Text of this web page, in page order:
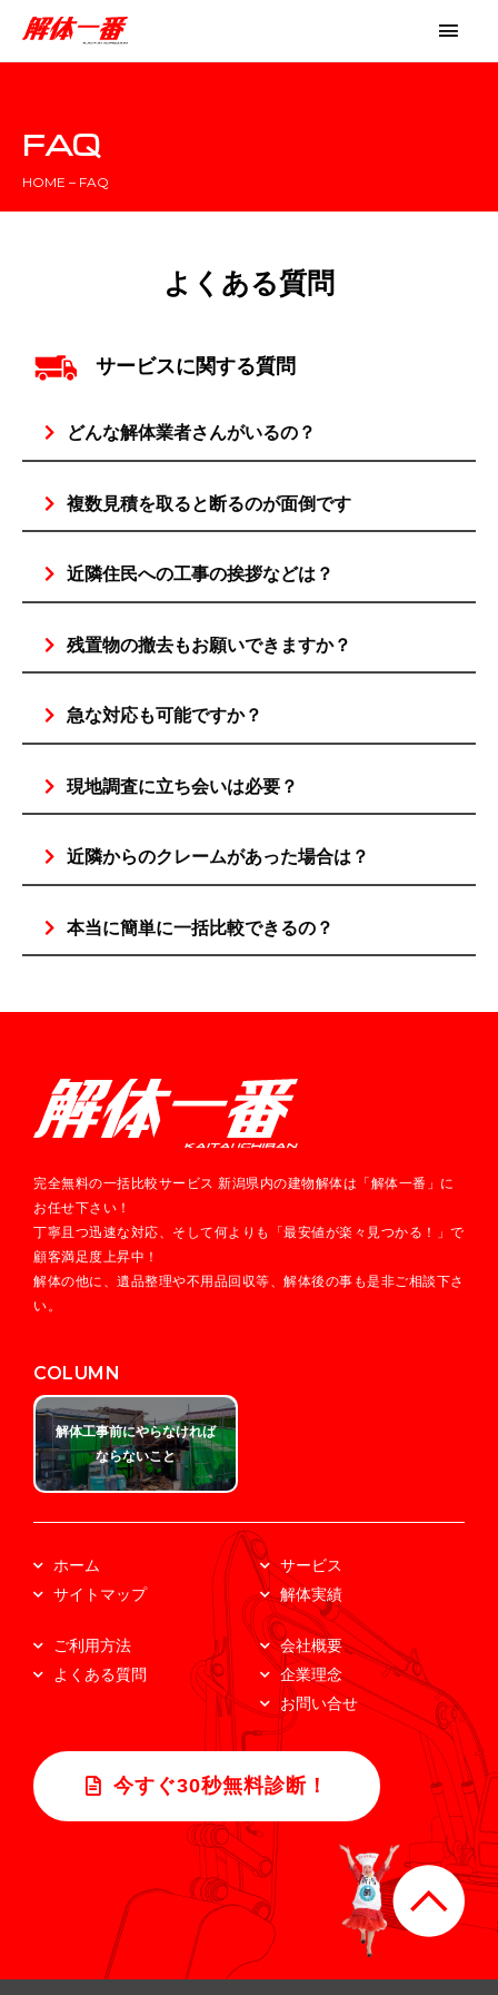
FAQ
HOME – FAQ
よくある質問
サービスに関する質問
どんな解体業者さんがいるの？
複数見積を取ると断るのが面倒です
近隣住民への工事の挨拶などは？
残置物の撤去もお願いできますか？
急な対応も可能ですか？
現地調査に立ち会いは必要？
近隣からのクレームがあった場合は？
本当に簡単に一括比較できるの？
完全無料の一括比較サービス 新潟県内の建物解体は「解体一番」に
お任せ下さい！
丁寧且つ迅速な対応、そして何よりも「最安値が楽々見つかる！」で
顧客満足度上昇中！
解体の他に、遺品整理や不用品回収等、解体後の事も是非ご相談下さ
い。
COLUMN
解体工事前にやらなければ
ならないこと
ホーム
サイトマップ
サービス
解体実績
ご利用方法
よくある質問
会社概要
企業理念
お問い合せ
今すぐ30秒無料診断！